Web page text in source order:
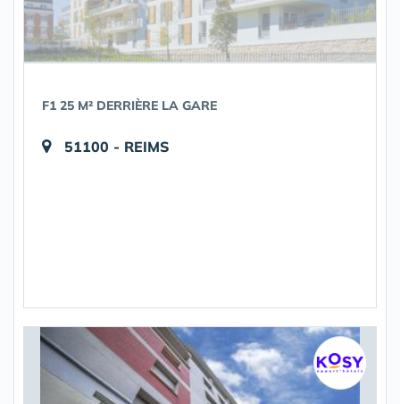
F1 25 M² DERRIÈRE LA GARE
51100 - REIMS